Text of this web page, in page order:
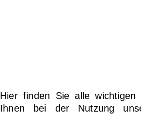
Hier finden Sie alle wichtigen
Ihnen bei der Nutzung